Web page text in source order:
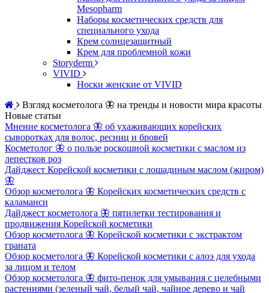
Mesopharm
Наборы косметических средств для
специального ухода
Крем солнцезащитный
Крем для проблемной кожи
Storyderm
VIVID
Носки женские от VIVID
Взгляд косметолога 🦋 на тренды и новости мира красоты
Новые статьи
Мнение косметолога 🦋 об ухаживающих корейских
сыворотках для волос, ресниц и бровей
Косметолог 🦋 о пользе роскошной косметики с маслом из
лепестков роз
Дайджест Корейской косметики с лошадиным маслом (жиром)
🦋
Обзор косметолога 🦋 Корейских косметических средств с
каламанси
Дайджест косметолога 🦋 пятилетки тестирования и
продвижения Корейской косметики
Обзор косметолога 🦋 Корейской косметики с экстрактом
граната
Обзор косметолога 🦋 Корейской косметики с алоэ для ухода
за лицом и телом
Обзор косметолога 🦋 фито-пенок для умывания с целебными
растениями (зеленый чай, белый чай, чайное дерево и чай